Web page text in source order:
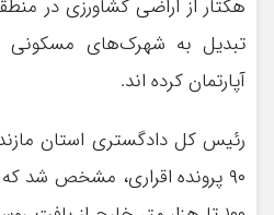
هکتار از اراضی کشاورزی در
تبدیل به شهرک‌های مسکونی
آپارتمان کرده اند.
رئیس کل دادگستری استان
۹۰ پرونده اقراری، مشخص شد